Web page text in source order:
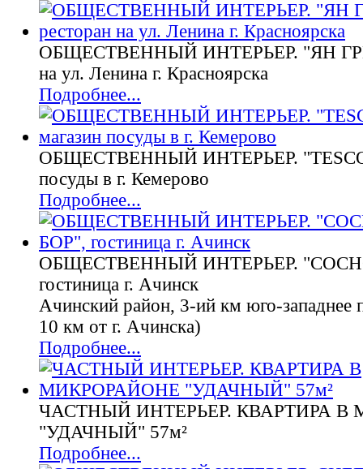
ОБЩЕСТВЕННЫЙ ИНТЕРЬЕР. "ЯН
на ул. Ленина г. Красноярска
Подробнее...
ОБЩЕСТВЕННЫЙ ИНТЕРЬЕР.
посуды в г. Кемерово
Подробнее...
ОБЩЕСТВЕННЫЙ ИНТЕРЬЕР.
гостиница г. Ачинск
Ачинский район, 3-ий км юго-западнее
10 км от г. Ачинска)
Подробнее...
ЧАСТНЫЙ ИНТЕРЬЕР. КВАРТИРА В
"УДАЧНЫЙ" 57м²
Подробнее...